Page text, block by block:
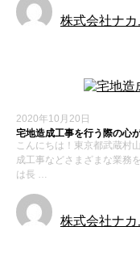
株式会社ナカ
2020年10月20日
宅地造成工事を行う際の心
こんにちは！東京都武蔵村
成工事などさまざまな業務
は長 …
株式会社ナカ